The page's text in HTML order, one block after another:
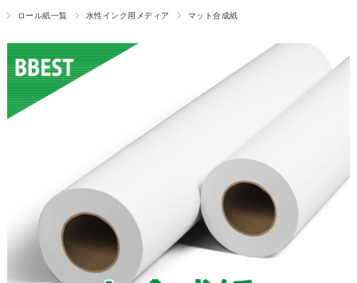
ロール紙一覧 水性インク用メディア マット合成紙